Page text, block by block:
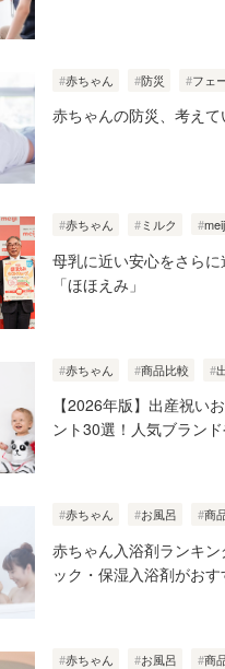
赤ちゃん 防災 フェ
赤ちゃんの防災、考えて
赤ちゃん ミルク
母乳に近い安心をさら
「ほほえみ」
赤ちゃん 商品比較
【2026年版】出産祝い
ント30選！人気ブラン
赤ちゃん お風呂 商
赤ちゃん入浴剤ランキ
ック・保湿入浴剤がおす
赤ちゃん お風呂 商